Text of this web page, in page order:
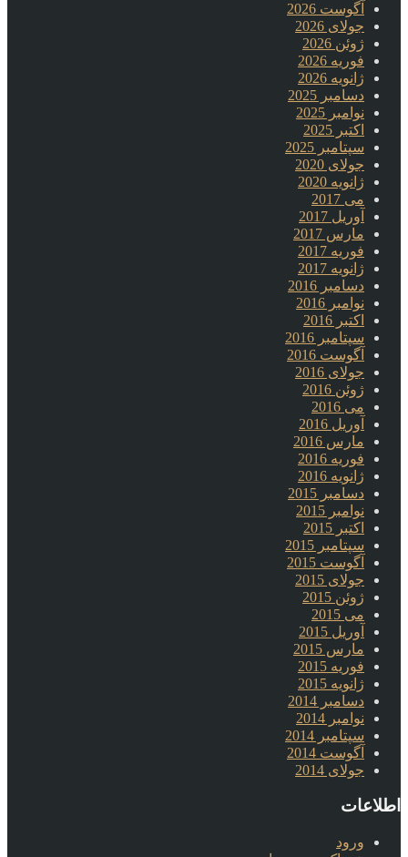
آگوست 2026
جولای 2026
ژوئن 2026
فوریه 2026
ژانویه 2026
دسامبر 2025
نوامبر 2025
اکتبر 2025
سپتامبر 2025
جولای 2020
ژانویه 2020
می 2017
آوریل 2017
مارس 2017
فوریه 2017
ژانویه 2017
دسامبر 2016
نوامبر 2016
اکتبر 2016
سپتامبر 2016
آگوست 2016
جولای 2016
ژوئن 2016
می 2016
آوریل 2016
مارس 2016
فوریه 2016
ژانویه 2016
دسامبر 2015
نوامبر 2015
اکتبر 2015
سپتامبر 2015
آگوست 2015
جولای 2015
ژوئن 2015
می 2015
آوریل 2015
مارس 2015
فوریه 2015
ژانویه 2015
دسامبر 2014
نوامبر 2014
سپتامبر 2014
آگوست 2014
جولای 2014
اطلاعات
ورود